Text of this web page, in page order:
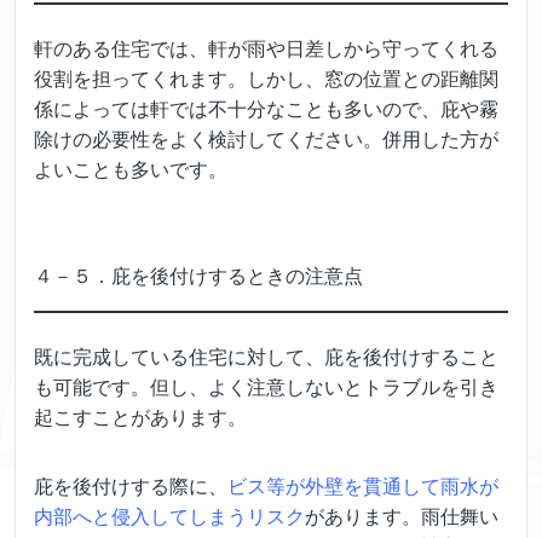
軒のある住宅では、軒が雨や日差しから守ってくれる
役割を担ってくれます。しかし、窓の位置との距離関
係によっては軒では不十分なことも多いので、庇や霧
除けの必要性をよく検討してください。併用した方が
よいことも多いです。
４－５．庇を後付けするときの注意点
既に完成している住宅に対して、庇を後付けすること
も可能です。但し、よく注意しないとトラブルを引き
起こすことがあります。
庇を後付けする際に、
ビス等が外壁を貫通して雨水が
内部へと侵入してしまうリスク があります。雨仕舞い